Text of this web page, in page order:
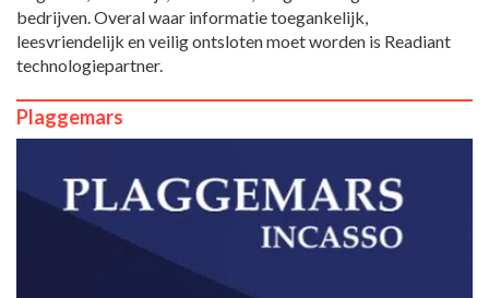
bedrijven. Overal waar informatie toegankelijk,
leesvriendelijk en veilig ontsloten moet worden is Readiant
technologiepartner.
Plaggemars